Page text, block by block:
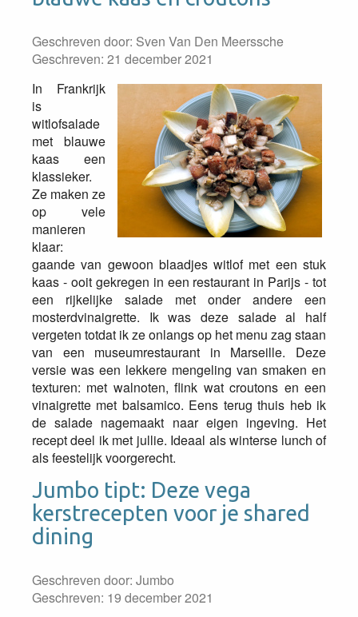
Geschreven door: Sven Van Den Meerssche
Geschreven: 21 december 2021
In Frankrijk
is
witlofsalade
met blauwe
kaas een
klassieker.
Ze maken ze
op vele
manieren
klaar:
gaande van gewoon blaadjes witlof met een stuk
kaas - ooit gekregen in een restaurant in Parijs - tot
een rijkelijke salade met onder andere een
mosterdvinaigrette. Ik was deze salade al half
vergeten totdat ik ze onlangs op het menu zag staan
van een museumrestaurant in Marseille. Deze
versie was een lekkere mengeling van smaken en
texturen: met walnoten, flink wat croutons en een
vinaigrette met balsamico. Eens terug thuis heb ik
de salade nagemaakt naar eigen ingeving. Het
recept deel ik met jullie. Ideaal als winterse lunch of
als feestelijk voorgerecht.
Jumbo tipt: Deze vega
kerstrecepten voor je shared
dining
Geschreven door: Jumbo
Geschreven: 19 december 2021